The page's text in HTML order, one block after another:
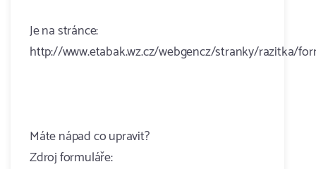
Je na stránce:
http://www.etabak.wz.cz/webgencz/stranky/razitka/
Máte nápad co upravit?
Zdroj formuláře: